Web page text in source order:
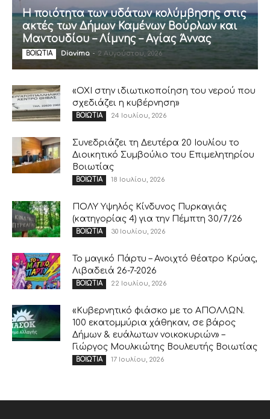
Η ποιότητα των υδάτων κολύμβησης στις
ακτές των Δήμων Καμένων Βούρλων και
Μαντουδίου – Λίμνης – Αγίας Άννας
ΒΟΙΩΤΙΑ Diavima - 2 Αυγούστου, 2026
«ΟΧΙ στην ιδιωτικοποίηση του νερού που
σχεδιάζει η κυβέρνηση»
ΒΟΙΩΤΙΑ 24 Ιουλίου, 2026
Συνεδριάζει τη Δευτέρα 20 Ιουλίου το
Διοικητικό Συμβούλιο του Επιμελητηρίου
Βοιωτίας
ΒΟΙΩΤΙΑ 18 Ιουλίου, 2026
ΠΟΛΥ Υψηλός Κίνδυνος Πυρκαγιάς
(κατηγορίας 4) για την Πέμπτη 30/7/26
ΒΟΙΩΤΙΑ 30 Ιουλίου, 2026
Το μαγικό Πάρτυ – Ανοιχτό θέατρο Κρύας,
Λιβαδειά 26-7-2026
ΒΟΙΩΤΙΑ 22 Ιουλίου, 2026
«Κυβερνητικό φιάσκο με το ΑΠΟΛΛΩΝ.
100 εκατομμύρια χάθηκαν, σε βάρος
Δήμων & ευάλωτων νοικοκυριών» –
Γιώργος Μουλκιώτης Βουλευτής Βοιωτίας
ΒΟΙΩΤΙΑ 17 Ιουλίου, 2026